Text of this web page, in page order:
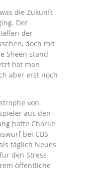
die Zukunft
Der
der
doch mit
Sheen stand
hat man
aber erst noch
von
aus den
hatte Charlie
bei CBS
täglich Neues
den Stress
öffentliche